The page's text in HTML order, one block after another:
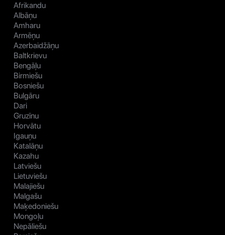
Afrikandu
Albāņu
Amharu
Armēņu
Azerbaidžāņu
Baltkrievu
Bengāļu
Birmiešu
Bosniešu
Bulgāru
Dari
Gruzīnu
Horvātu
Igauņu
Katalāņu
Kazahu
Latviešu
Lietuviešu
Malajiešu
Malgašu
Maķedoniešu
Mongoļu
Nepāliešu